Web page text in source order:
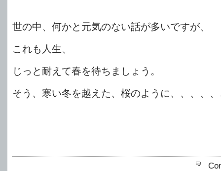
世の中、何かと元気のない話が多いですが、
これも人生、
じっと耐えて春を待ちましょう。
そう、寒い冬を越えた、桜のように、、、、